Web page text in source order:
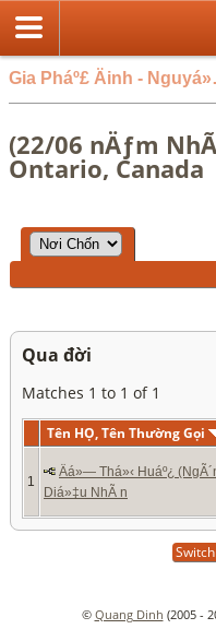
Gia Pháº£ Äinh -
(22/06 nÄƒm
Ontario, Canada
Qua đời
Matches 1 to 1 of 1
Tên HỌ, Tên Thường Gọi
1
Äá»— Thá»‹ Huáº¿
Diá»‡u NhÃ n
© Quang Dinh (2005 -